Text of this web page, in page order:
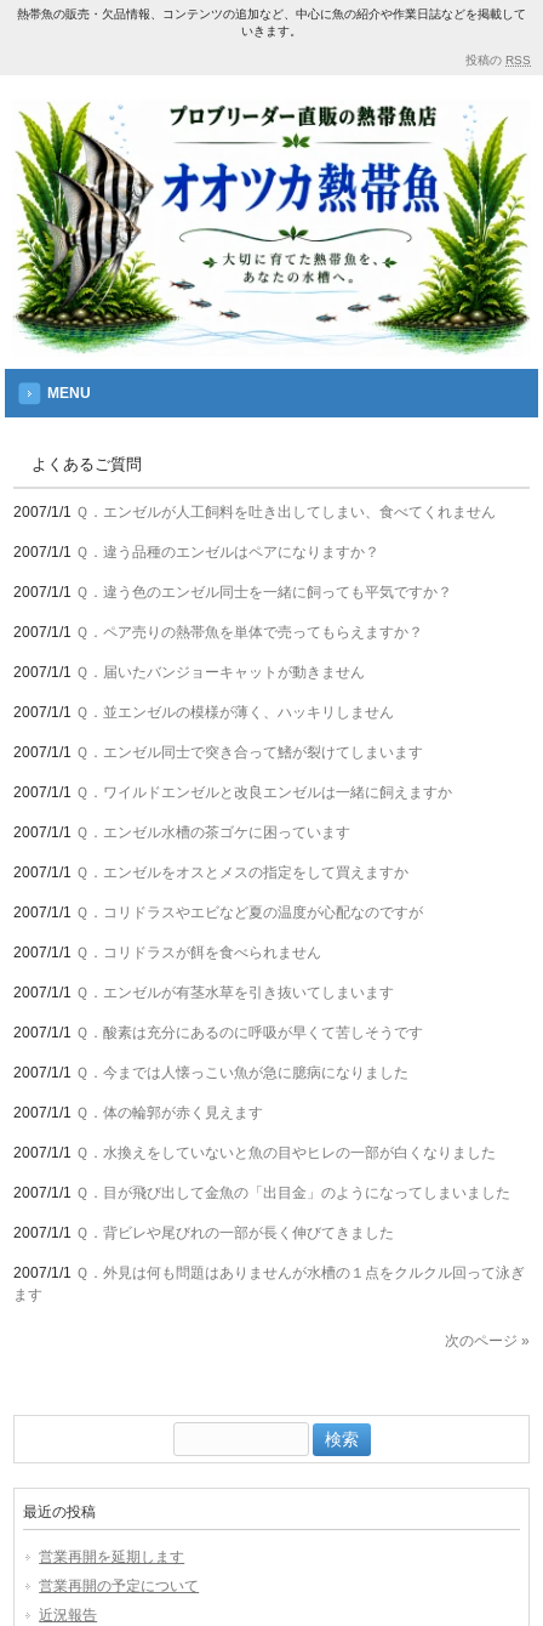
熱帯魚の販売・欠品情報、コンテンツの追加など、中心に魚の紹介や作業日誌などを掲載して
いきます。
投稿の RSS
MENU
よくあるご質問
2007/1/1 Ｑ．エンゼルが人工飼料を吐き出してしまい、食べてくれません
2007/1/1 Ｑ．違う品種のエンゼルはペアになりますか？
2007/1/1 Ｑ．違う色のエンゼル同士を一緒に飼っても平気ですか？
2007/1/1 Ｑ．ペア売りの熱帯魚を単体で売ってもらえますか？
2007/1/1 Ｑ．届いたバンジョーキャットが動きません
2007/1/1 Ｑ．並エンゼルの模様が薄く、ハッキリしません
2007/1/1 Ｑ．エンゼル同士で突き合って鰭が裂けてしまいます
2007/1/1 Ｑ．ワイルドエンゼルと改良エンゼルは一緒に飼えますか
2007/1/1 Ｑ．エンゼル水槽の茶ゴケに困っています
2007/1/1 Ｑ．エンゼルをオスとメスの指定をして買えますか
2007/1/1 Ｑ．コリドラスやエビなど夏の温度が心配なのですが
2007/1/1 Ｑ．コリドラスが餌を食べられません
2007/1/1 Ｑ．エンゼルが有茎水草を引き抜いてしまいます
2007/1/1 Ｑ．酸素は充分にあるのに呼吸が早くて苦しそうです
2007/1/1 Ｑ．今までは人懐っこい魚が急に臆病になりました
2007/1/1 Ｑ．体の輪郭が赤く見えます
2007/1/1 Ｑ．水換えをしていないと魚の目やヒレの一部が白くなりました
2007/1/1 Ｑ．目が飛び出して金魚の「出目金」のようになってしまいました
2007/1/1 Ｑ．背ビレや尾びれの一部が長く伸びてきました
2007/1/1 Ｑ．外見は何も問題はありませんが水槽の１点をクルクル回って泳ぎ
ます
次のページ »
索:
最近の投稿
営業再開を延期します
営業再開の予定について
近況報告